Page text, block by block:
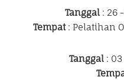
Tanggal: 26
Tempat: Pelatihan
Tanggal: 03